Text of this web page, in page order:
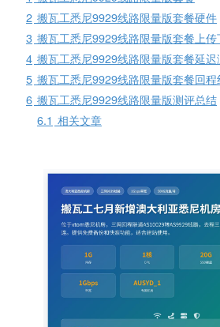
2 搬瓦工悉尼9929线路限量版套餐硬件
3 搬瓦工悉尼9929线路限量版套餐上
4 搬瓦工悉尼9929线路限量版套餐延迟
5 搬瓦工悉尼9929线路限量版套餐回程
6 搬瓦工悉尼9929线路限量版测评总结
6.1 相关文章